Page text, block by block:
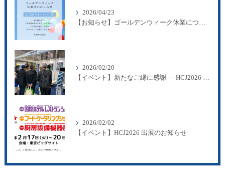
2026/04/23
【お知らせ】ゴールデンウィーク休業について
2026/02/20
【イベント】新たなご縁に感謝 ― HCJ2026 出展のご報告
2026/02/02
【イベント】HCJ2026 出展のお知らせ